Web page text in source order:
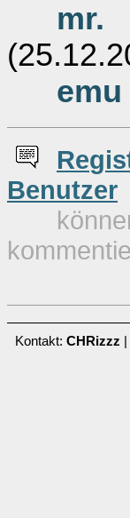
emu
Reg
Benutzer
Kontakt: CHRizzz